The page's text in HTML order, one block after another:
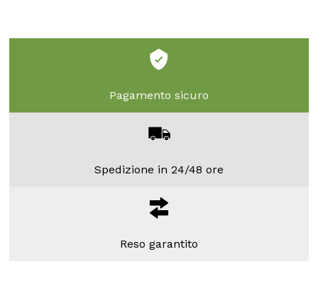
Pagamento sicuro
Spedizione in 24/48 ore
Reso garantito